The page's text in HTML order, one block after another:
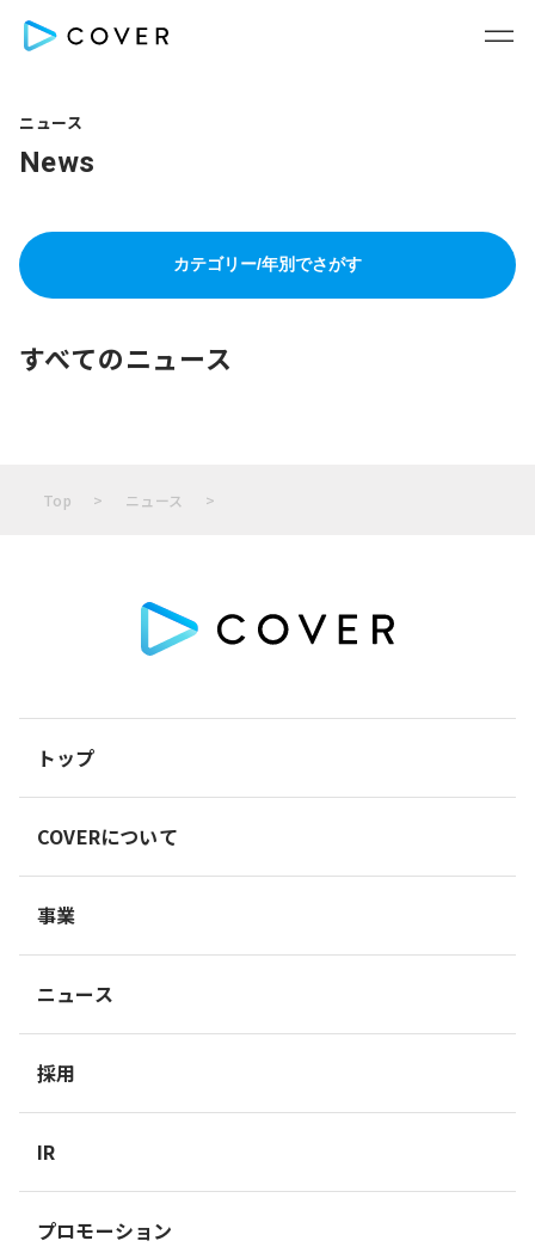
ニュース
News
カテゴリー/年別でさがす
すべてのニュース
Top ニュース
トップ
COVERについて
事業
ニュース
採用
IR
プロモーション